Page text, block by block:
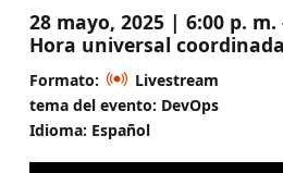
28 mayo, 2025 | 6:00 p. m.
Hora universal coordinada
Formato:
Livestream
tema del evento: DevOps
Idioma: Español